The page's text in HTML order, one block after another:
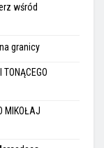
wśród
granicy
MIKOŁAJ